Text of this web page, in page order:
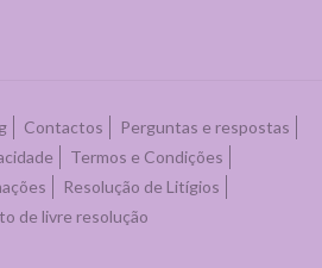
Contactos
Perguntas e respostas
Termos e Condições
Resolução de Litígios
de livre resolução